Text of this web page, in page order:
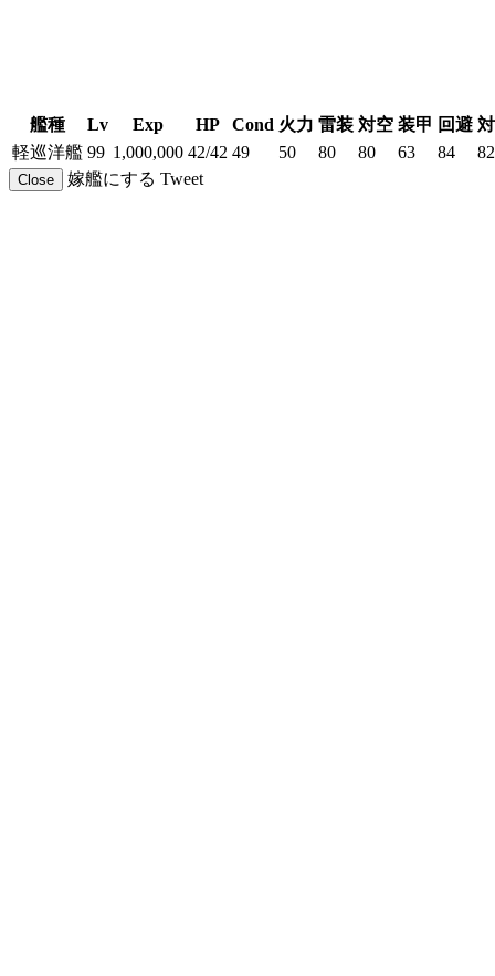
艦種 Lv Exp HP Cond 火力 雷装 対空 装甲 回避
軽巡洋艦 99 1,000,000 42/42 49 50 80 80 63 84 82
Close 嫁艦にする Tweet